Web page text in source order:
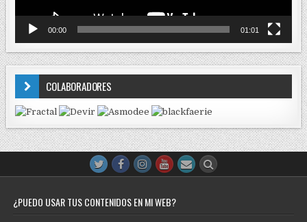
00:00 01:01
COLABORADORES
¿PUEDO USAR TUS CONTENIDOS EN MI WEB?